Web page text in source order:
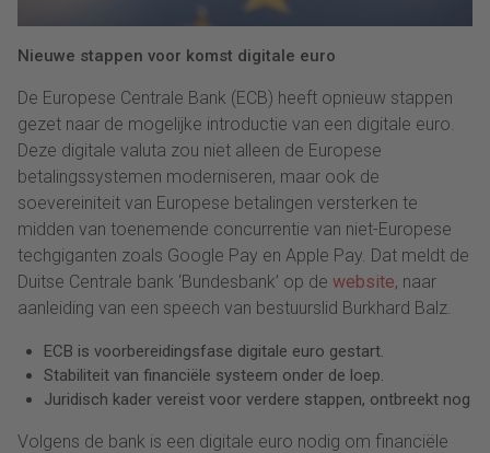
Nieuwe stappen voor komst digitale euro
De Europese Centrale Bank (ECB) heeft opnieuw stappen
gezet naar de mogelijke introductie van een digitale euro.
Deze digitale valuta zou niet alleen de Europese
betalingssystemen moderniseren, maar ook de
soevereiniteit van Europese betalingen versterken te
midden van toenemende concurrentie van niet-Europese
techgiganten zoals Google Pay en Apple Pay. Dat meldt de
Duitse Centrale bank ‘Bundesbank’ op de website, naar
aanleiding van een speech van bestuurslid Burkhard Balz.
ECB is voorbereidingsfase digitale euro gestart.
Stabiliteit van financiële systeem onder de loep.
Juridisch kader vereist voor verdere stappen, ontbreekt nog
Volgens de bank is een digitale euro nodig om financiële